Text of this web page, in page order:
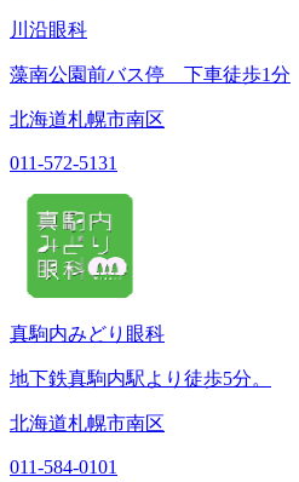
川沿眼科
藻南公園前バス停 下車徒歩1分
北海道札幌市南区
011-572-5131
真駒内みどり眼科
地下鉄真駒内駅より徒歩5分。
北海道札幌市南区
011-584-0101